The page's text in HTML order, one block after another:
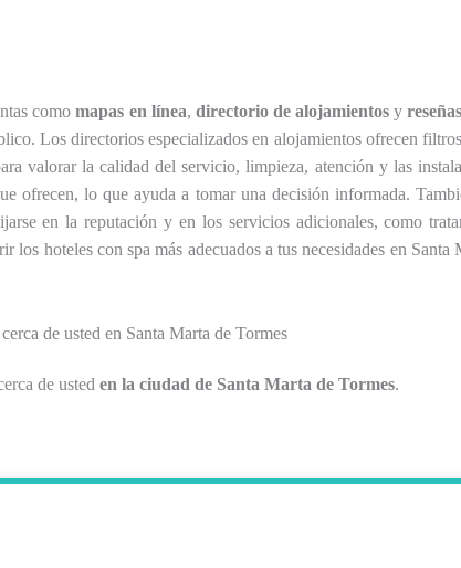
comomapas en línea, directorio de alojamientos y
Los directorios especializados en alojamientos ofrecen
valorar la calidad del servicio, limpieza, atención y las
ofrecen, lo que ayuda a tomar una decisión informada.
en la reputación y en los servicios adicionales, como
hoteles con spa más adecuados a tus necesidades en Santa
de usted en Santa Marta de Tormes
de usted en la ciudad de Santa Marta de Tormes.